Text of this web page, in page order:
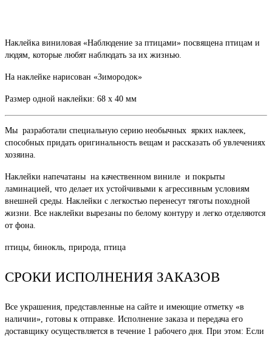
Наклейка виниловая «Наблюдение за птицами» посвящена птицам и
людям, которые любят наблюдать за их жизнью.
На наклейке нарисован «Зимородок»
Размер одной наклейки: 68 х 40 мм
Мы разработали специальную серию необычных ярких наклеек,
способных придать оригинальность вещам и рассказать об увлечениях
хозяина.
Наклейки напечатаны на качественном виниле и покрыты
ламинацией, что делает их устойчивыми к агрессивным условиям
внешней среды. Наклейки с легкостью перенесут тяготы походной
жизни. Все наклейки вырезаны по белому контуру и легко отделяются
от фона.
птицы, бинокль, природа, птица
СРОКИ ИСПОЛНЕНИЯ ЗАКАЗОВ
Все украшения, представленные на сайте и имеющие отметку «в
наличии», готовы к отправке. Исполнение заказа и передача его
доставщику осуществляется в течение 1 рабочего дня. При этом: Если